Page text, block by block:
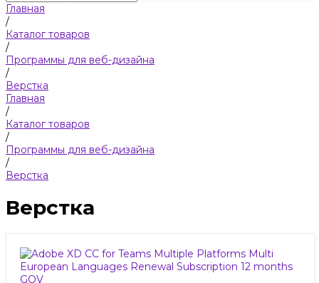
Главная
/
Каталог товаров
/
Программы для веб-дизайна
/
Верстка
Главная
/
Каталог товаров
/
Программы для веб-дизайна
/
Верстка
Верстка